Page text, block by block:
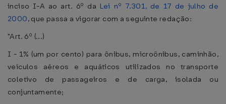
inciso I-A ao art. 6º da Lei nº 7.301, de 17 de julho de
2000, que passa a vigorar com a seguinte redação:
"Art. 6º (...)
I - 1% (um por cento) para ônibus, microônibus, caminhão,
veículos aéreos e aquáticos utilizados no transporte
coletivo de passageiros e de carga, isolada ou
conjuntamente;